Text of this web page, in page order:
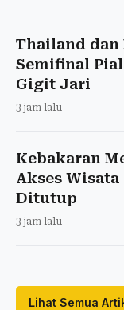
Thailand dan
Semifinal
Gigit Jari
3 jam lalu
Kebakaran
Akses
Ditutup
3 jam lalu
Lihat Semua